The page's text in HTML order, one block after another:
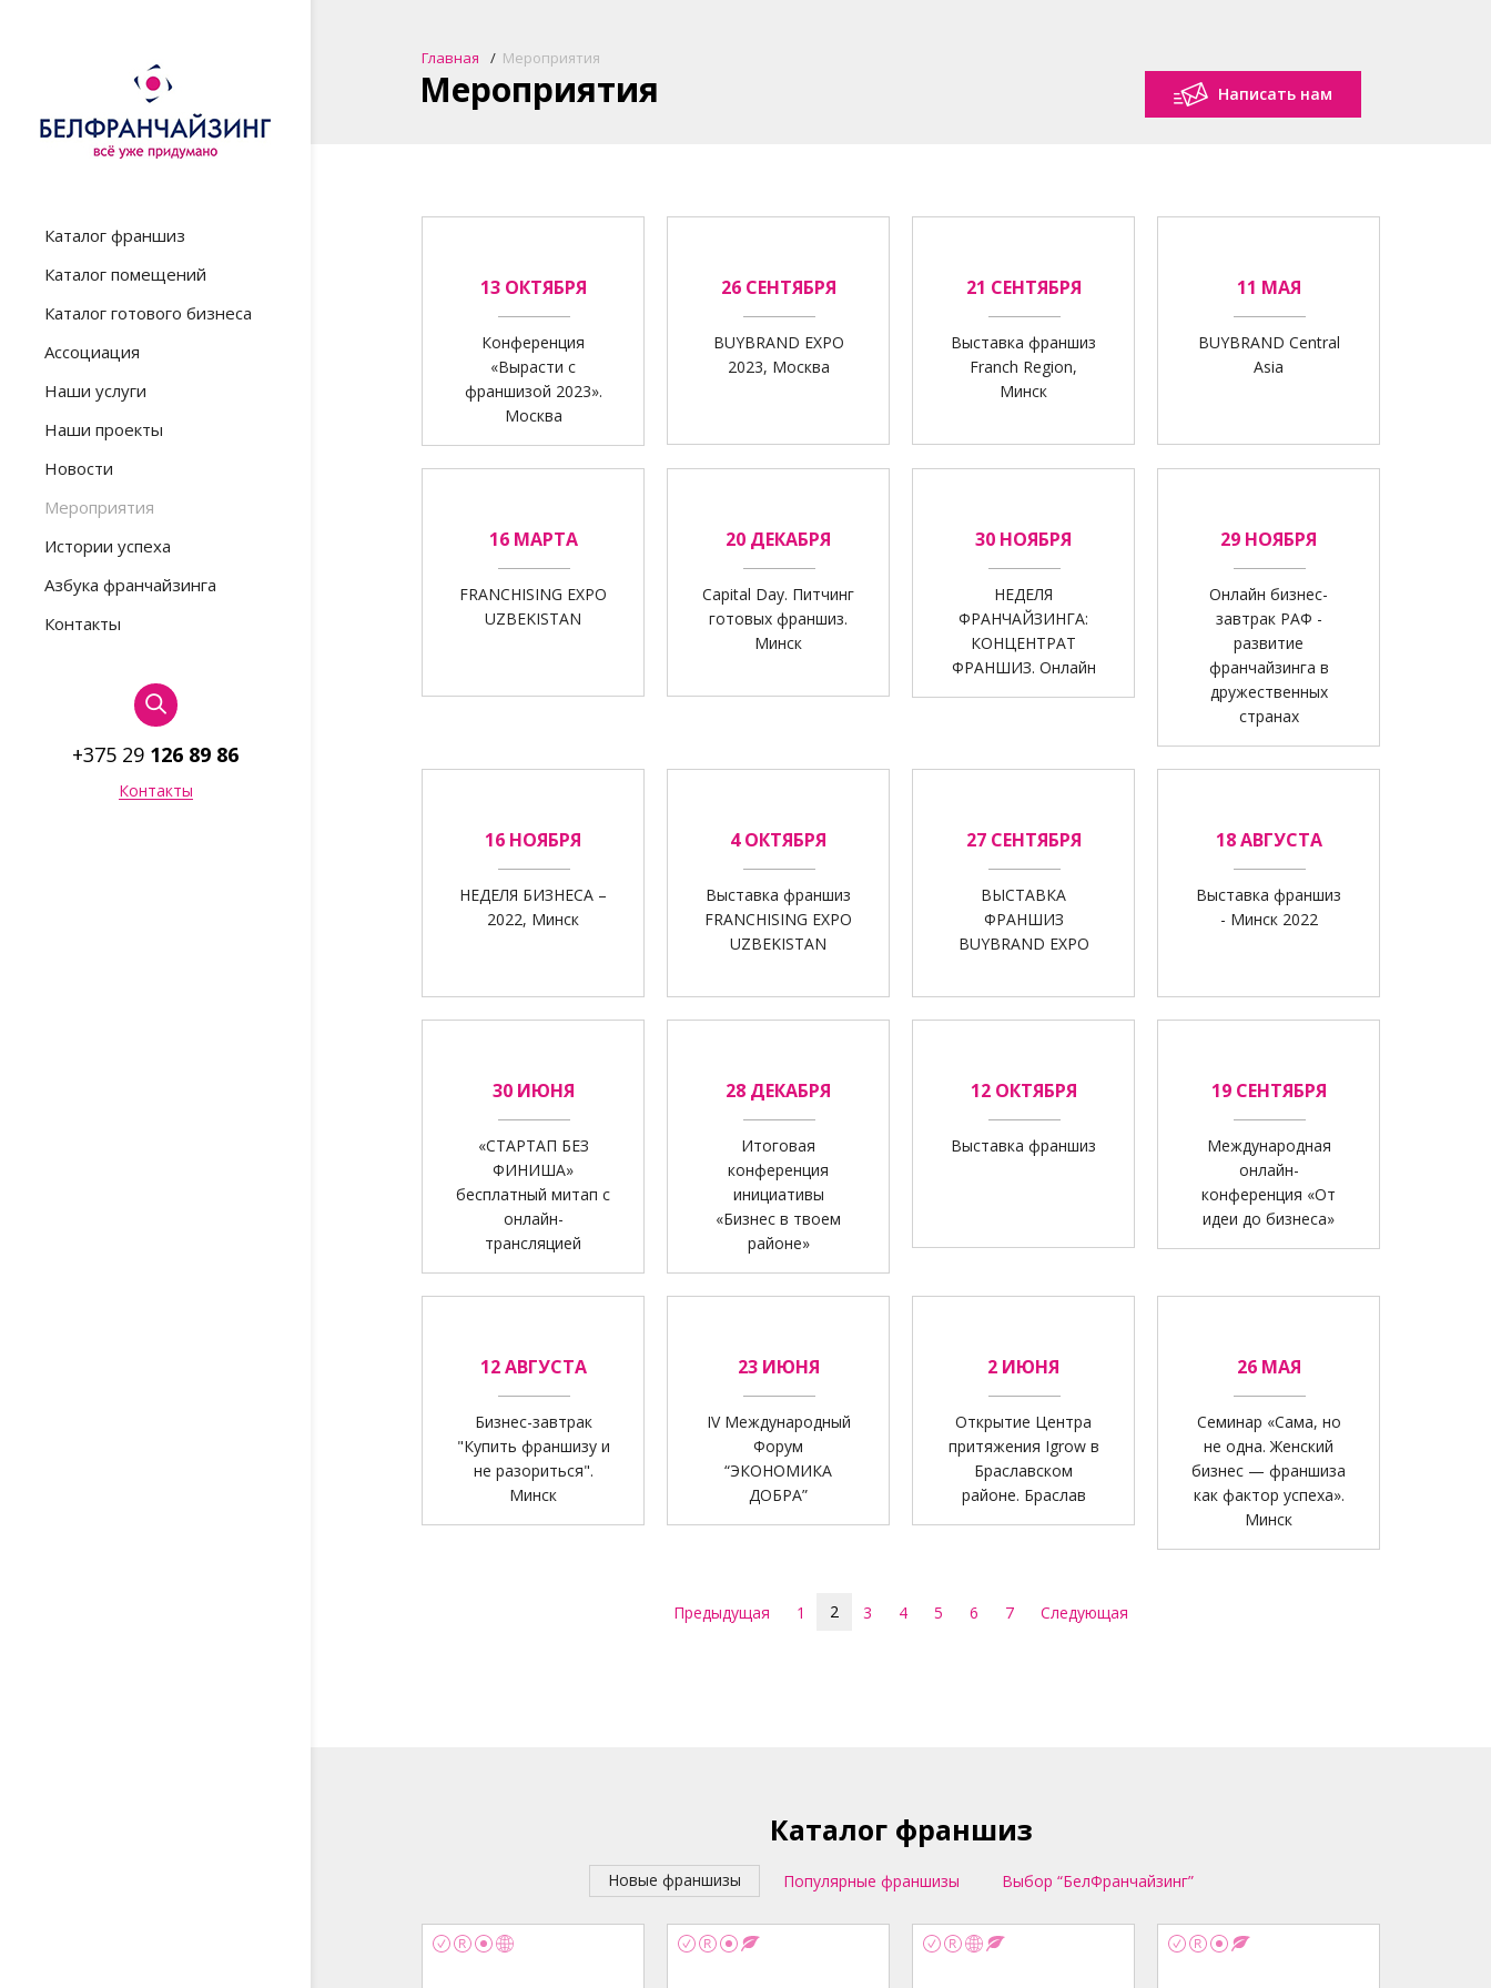
Каталог франшиз
Каталог помещений
Каталог готового бизнеса
Ассоциация
Наши услуги
Наши проекты
Новости
Мероприятия
Истории успеха
Азбука франчайзинга
Контакты
+375 29 126 89 86
Контакты
Написать нам
Главная Мероприятия
Мероприятия
13 ОКТЯБРЯ
Конференция
«Вырасти с
франшизой 2023».
Москва
26 СЕНТЯБРЯ
BUYBRAND EXPO
2023, Москва
21 СЕНТЯБРЯ
Выставка франшиз
Franch Region,
Минск
11 МАЯ
BUYBRAND Central
Asia
16 МАРТА
FRANCHISING EXPO
UZBEKISTAN
20 ДЕКАБРЯ
Capital Day. Питчинг
готовых франшиз.
Минск
30 НОЯБРЯ
НЕДЕЛЯ
ФРАНЧАЙЗИНГА:
КОНЦЕНТРАТ
ФРАНШИЗ. Онлайн
29 НОЯБРЯ
Онлайн бизнес-
завтрак РАФ -
развитие
франчайзинга в
дружественных
странах
16 НОЯБРЯ
НЕДЕЛЯ БИЗНЕСА –
2022, Минск
4 ОКТЯБРЯ
Выставка франшиз
FRANCHISING EXPO
UZBEKISTAN
27 СЕНТЯБРЯ
ВЫСТАВКА
ФРАНШИЗ
BUYBRAND EXPO
18 АВГУСТА
Выставка франшиз
- Минск 2022
30 ИЮНЯ
«СТАРТАП БЕЗ
ФИНИША»
бесплатный митап с
онлайн-
трансляцией
28 ДЕКАБРЯ
Итоговая
конференция
инициативы
«Бизнес в твоем
районе»
12 ОКТЯБРЯ
Выставка франшиз
19 СЕНТЯБРЯ
Международная
онлайн-
конференция «От
идеи до бизнеса»
12 АВГУСТА
Бизнес-завтрак
"Купить франшизу и
не разориться".
Минск
23 ИЮНЯ
IV Международный
Форум
“ЭКОНОМИКА
ДОБРА”
2 ИЮНЯ
Открытие Центра
притяжения Igrow в
Браславском
районе. Браслав
26 МАЯ
Семинар «Сама, но
не одна. Женский
бизнес — франшиза
как фактор успеха».
Минск
Предыдущая 1 2 3 4 5 6 7 Следующая
Каталог франшиз
Новые франшизы Популярные франшизы Выбор “БелФранчайзинг”